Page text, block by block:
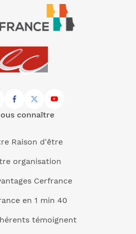
connaître
Raison d'être
organisation
Cerfrance
en 1 min 40
témoignent